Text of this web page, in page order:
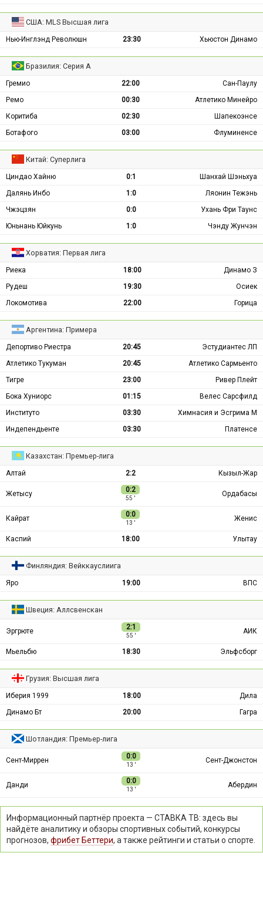
США: MLS Высшая лига
Нью-Инглэнд Революшн 23:30 Хьюстон Динамо
Бразилия: Серия А
Гремио 22:00
Сан-Паулу
Ремо
00:30
Атлетико Минейро
Коритиба
02:30
Шапекоэнсе
Ботафого
03:00 Флуминенсе
Китай: Суперлига
Циндао Хайню 0:1
Шанхай Шэньхуа
Далянь Инбо
1:0
Ляонин Тежэнь
Чжэцзян
0:0
Ухань Фри Таунс
Юньнань Юйкунь
1:0 Чэнду Жунчэн
Хорватия: Первая лига
Риека 18:00
Динамо З
Рудеш
19:30
Осиек
Локомотива
22:00 Горица
Аргентина: Примера
Депортиво Риестра 20:45
Эстудиантес ЛП
Атлетико Тукуман
20:45
Атлетико Сармьенто
Тигре
23:00
Ривер Плейт
Бока Хуниорс
01:15
Велес Сарсфилд
Институто
03:30
Химнасия и Эсгрима М
Индепендьенте
03:30 Платенсе
Казахстан: Премьер-лига
Алтай 2:2 Кызыл-Жар
Жетысу 0:2
55 ′
Ордабасы
Кайрат 0:0
13 ′
Женис
Каспий 18:00 Улытау
Финляндия: Вейккауслиига
Яро 19:00 ВПС
Швеция: Аллсвенскан
Эргрюте 2:1
55 ′
АИК
Мьельбю 18:30 Эльфсборг
Грузия: Высшая лига
Иберия 1999 18:00
Дила
Динамо Бт
20:00 Гагра
Шотландия: Премьер-лига
Сент-Миррен 0:0
13 ′
Сент-Джонстон
Данди 0:0
13 ′
Абердин
Информационный партнёр проекта — СТАВКА ТВ: здесь вы
найдёте аналитику и обзоры спортивных событий, конкурсы
прогнозов, фрибет Беттери, а также рейтинги и статьи о спорте.